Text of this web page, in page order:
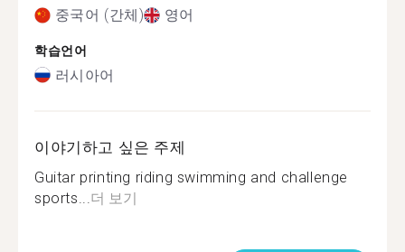
중국어 (간체) 영어
학습언어
러시아어
이야기하고 싶은 주제
Guitar printing riding swimming and challenge
sports... 더 보기